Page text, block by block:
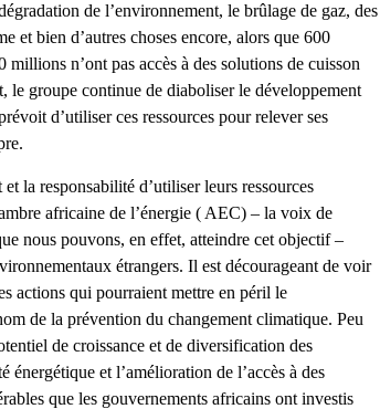
de l’environnement, le brûlage de gaz, des
et bien d’autres choses encore, alors que 600
n’ont pas accès à des solutions de cuisson
le groupe continue de diaboliser le développement
d’utiliser ces ressources pour relever ses
la responsabilité d’utiliser leurs ressources
africaine de l’énergie ( AEC) – la voix de
nous pouvons, en effet, atteindre cet objectif –
étrangers. Il est décourageant de voir
actions qui pourraient mettre en péril le
de la prévention du changement climatique. Peu
de croissance et de diversification des
et l’amélioration de l’accès à des
que les gouvernements africains ont investis